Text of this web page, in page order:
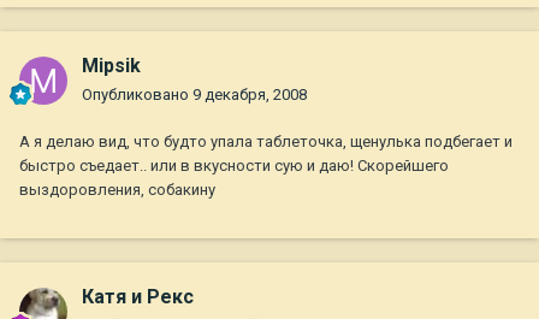
Mipsik
Опубликовано 9 декабря, 2008
А я делаю вид, что будто упала таблеточка, щенулька подбегает и
быстро съедает.. или в вкусности сую и даю! Скорейшего
выздоровления, собакину
Катя и Рекс